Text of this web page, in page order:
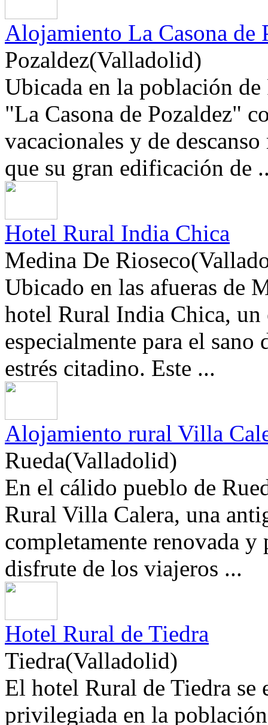
Alojamiento La Casona de
Pozaldez(Valladolid)
Ubicada en la población
"La Casona de Pozaldez"
vacacionales y de
que su gran edificación de
Hotel Rural India Chica
Medina De
Ubicado en las afueras de
hotel Rural India Chica, un
especialmente para el
estrés citadino. Este ...
Alojamiento rural Villa
Rueda(Valladolid)
En el cálido pueblo de
Rural Villa Calera, una
completamente renovada y
disfrute de los viajeros ...
Hotel Rural de Tiedra
Tiedra(Valladolid)
El hotel Rural de Tiedra se
privilegiada en la